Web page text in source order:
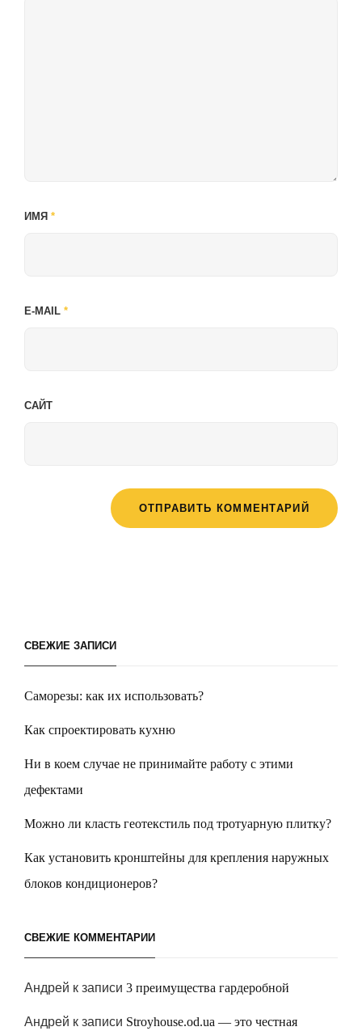
ИМЯ *
E-MAIL *
САЙТ
СВЕЖИЕ ЗАПИСИ
Саморезы: как их использовать?
Как спроектировать кухню
Ни в коем случае не принимайте работу с этими
дефектами
Можно ли класть геотекстиль под тротуарную плитку?
Как установить кронштейны для крепления наружных
блоков кондиционеров?
СВЕЖИЕ КОММЕНТАРИИ
Андрей к записи 3 преимущества гардеробной
Андрей к записи Stroyhouse.od.ua — это честная